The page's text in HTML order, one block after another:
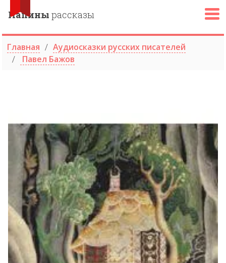
Папины рассказы
Главная
Аудиосказки русских писателей
Павел Бажов